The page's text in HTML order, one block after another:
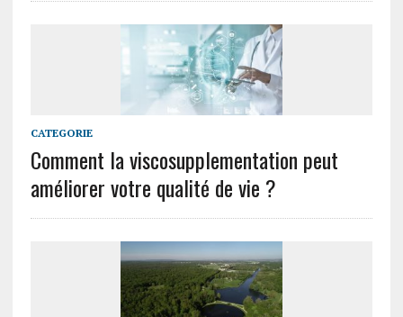
CATEGORIE
Comment la viscosupplementation peut
améliorer votre qualité de vie ?